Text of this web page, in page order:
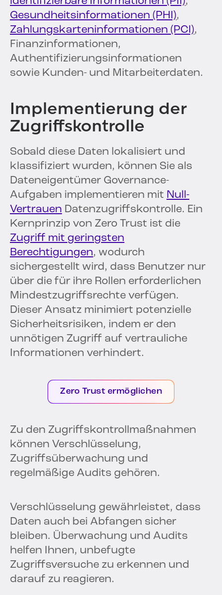
Gesundheitsinformationen (PHI),
Zahlungskarteninformationen (PCI),
Finanzinformationen,
Authentifizierungsinformationen
sowie Kunden- und Mitarbeiterdaten.
Implementierung der
Zugriffskontrolle
Sobald diese Daten lokalisiert und
klassifiziert wurden, können Sie als
Dateneigentümer Governance-
Aufgaben implementieren mit Null-
Vertrauen Datenzugriffskontrolle. Ein
Kernprinzip von Zero Trust ist die
Zugriff mit geringsten
Berechtigungen, wodurch
sichergestellt wird, dass Benutzer nur
über die für ihre Rollen erforderlichen
Mindestzugriffsrechte verfügen.
Dieser Ansatz minimiert potenzielle
Sicherheitsrisiken, indem er den
unnötigen Zugriff auf vertrauliche
Informationen verhindert.
Zero Trust ermöglichen
Zu den Zugriffskontrollmaßnahmen
können Verschlüsselung,
Zugriffsüberwachung und
regelmäßige Audits gehören.
Verschlüsselung gewährleistet, dass
Daten auch bei Abfangen sicher
bleiben. Überwachung und Audits
helfen Ihnen, unbefugte
Zugriffsversuche zu erkennen und
darauf zu reagieren.